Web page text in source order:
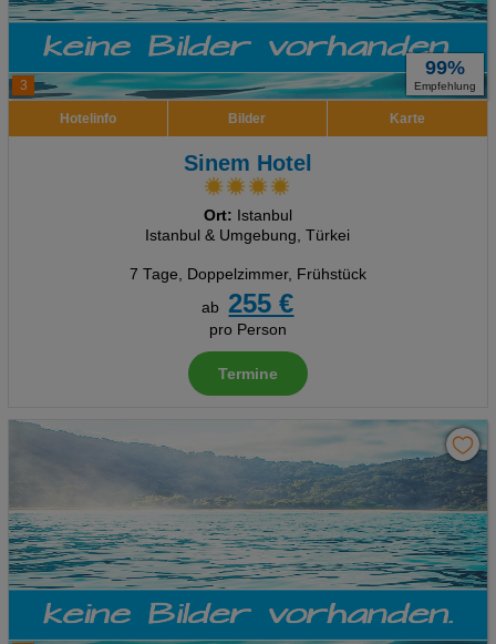
3
99%
Empfehlung
Hotelinfo Bilder Karte
Sinem Hotel
Ort: Istanbul
Istanbul & Umgebung, Türkei
7 Tage, Doppelzimmer, Frühstück
ab
255 €
pro Person
Termine